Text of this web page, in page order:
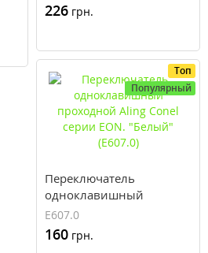
226 грн.
Топ
Популярный
Переключатель
одноклавишный
проходной Aling Conel
серии EON. "Белый"
(E607.0)
E607.0
160 грн.